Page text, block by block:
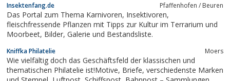
Heimwerkerprojekten - wenn es ein Hobby ist, haben wir es
abgedeckt. Egal, ob Sie auf der Suche...
Insektenfang.de Pfaffenhofen / Beuren
Das Portal zum Thema Karnivoren, Insektivoren,
fleischfressende Pflanzen mit Tipps zur Kultur im Terrarium und
Moorbeet, Bilder, Galerie und Bestandsliste.
Kniffka Philatelie Moers
Wie vielfältig doch das Geschäftsfeld der klassischen und
thematischen Philatelie ist!Motive, Briefe, verschiedenste Marken